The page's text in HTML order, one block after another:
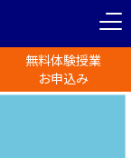
無料体験授業
お申込み